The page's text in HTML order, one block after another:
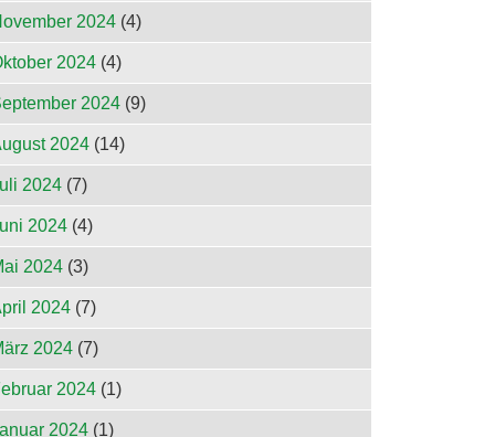
2024 (4)
2024 (4)
2024 (9)
2024 (14)
2024 (7)
2024 (4)
2024 (3)
2024 (7)
2024 (7)
2024 (1)
2024 (1)